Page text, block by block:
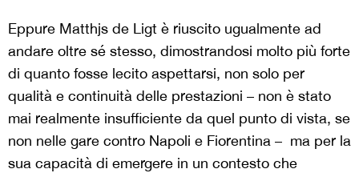
Eppure Matthjs de Ligt è riuscito ugualmente ad
andare oltre sé stesso, dimostrandosi molto più forte
di quanto fosse lecito aspettarsi, non solo per
qualità e continuità delle prestazioni – non è stato
mai realmente insufficiente da quel punto di vista, se
non nelle gare contro Napoli e Fiorentina – ma per la
sua capacità di emergere in un contesto che